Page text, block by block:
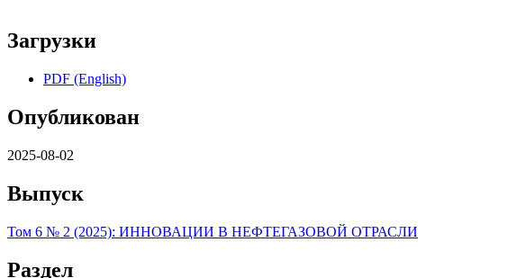
Загрузки
PDF (English)
Опубликован
2025-08-02
Выпуск
Том 6 № 2 (2025): ИННОВАЦИИ В НЕФТЕГАЗОВОЙ ОТРАСЛИ
Раздел